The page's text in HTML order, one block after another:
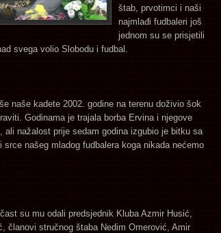
štab, prvotimci i naši
najmlađi fudbaleri još
jednom su se prisjetili
svega volio Slobodu i fudbal.
naše kadete 2002. godine na terenu doživio šok
Godinama je trajala borba Ervina i njegove
ali nažalost prije sedam godina izgubio je bitku sa
srce našeg mladog fudbalera koga nikada nećemo
su mu odali predsjednik Kluba Azmir Husić,
članovi stručnog štaba Nedim Omerović, Amir